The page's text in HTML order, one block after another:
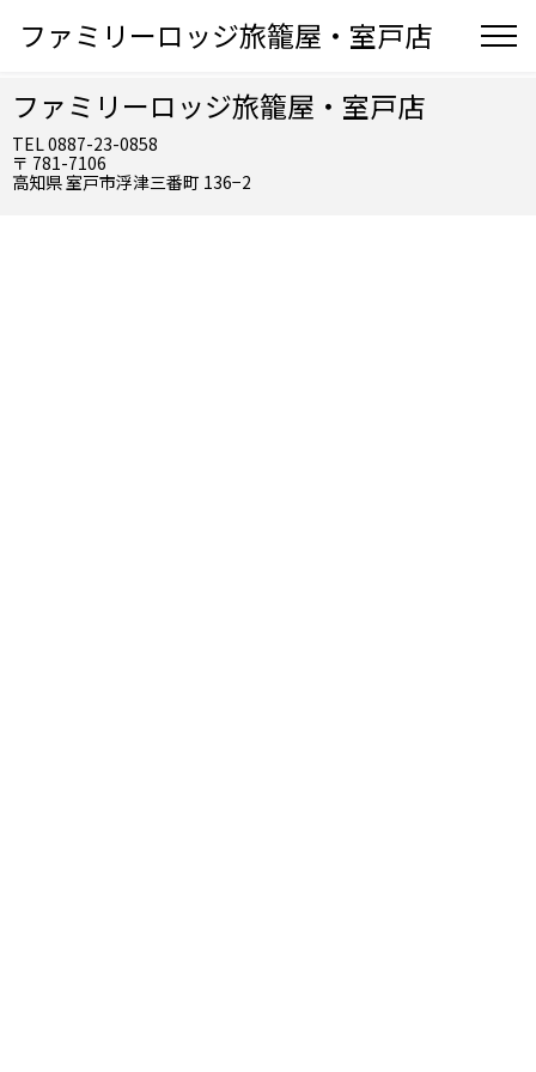
ファミリーロッジ旅籠屋・室戸店
ファミリーロッジ旅籠屋・室戸店
TEL 0887-23-0858
〒 781-7106
高知県 室戸市浮津三番町 136−2